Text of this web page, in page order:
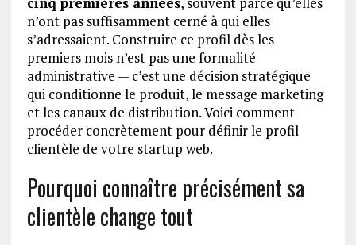
n’ont pas suffisamment cerné à qui elles
s’adressaient. Construire ce profil dès les
premiers mois n’est pas une formalité
administrative — c’est une décision stratégique
qui conditionne le produit, le message marketing
et les canaux de distribution. Voici comment
procéder concrètement pour définir le profil
clientèle de votre startup web.
Pourquoi connaître précisément sa
clientèle change tout